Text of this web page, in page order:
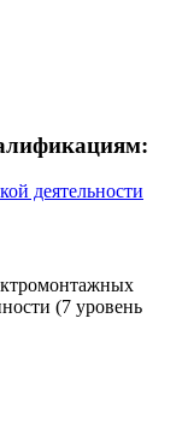
деятельности
(7 уровень